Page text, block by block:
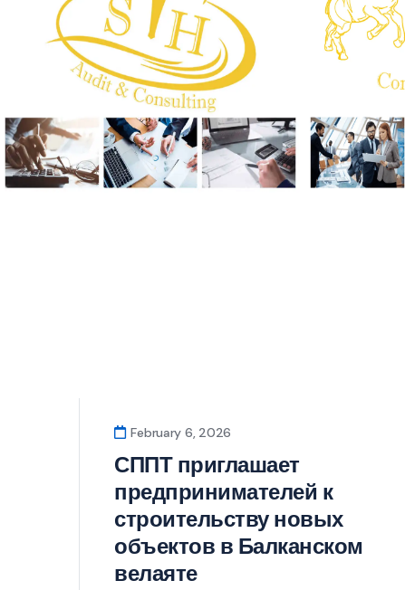
February 6, 2026
СППТ приглашает
предпринимателей к
строительству новых
объектов в Балканском
велаяте